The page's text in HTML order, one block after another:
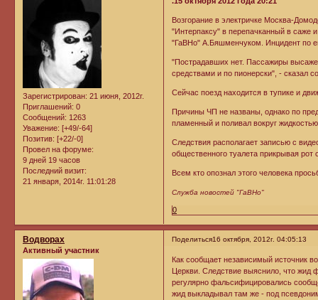
Зарегистрирован: 21 июня, 2012г.
Приглашений: 0
Сообщений: 1263
Уважение: [+49/-64]
Позитив: [+22/-0]
Провел на форуме:
9 дней 19 часов
Последний визит:
21 января, 2014г. 11:01:28
Возгорание в электричке Москва-
"Интерпаксу" в перепачканный в
"ГаВНо" А.Бяшменчуком. Инцидент по
"Пострадавших нет. Пассажиры
средствами и по пионерски", - сказал
Сейчас поезд находится в тупике и
Причины ЧП не названы, однако по
пламенный и поливал вокруг
Следствия располагает записью с
общественного туалета прикрывая рот
Всем кто опознал этого человека
Служба новостей "ГаВНо"
0
Поделиться16 октября, 2012г. 04:05:13
Водворах
Активный участник
Как сообщает независимый источник
Церкви. Следствие выяснило, что жид
регулярно фальсифицировались
жид выкладывал там же - под